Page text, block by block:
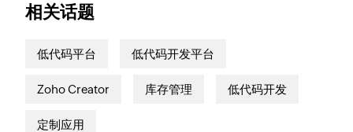
相关话题
低代码平台 低代码开发平台
Zoho Creator 库存管理 低代码开发
定制应用